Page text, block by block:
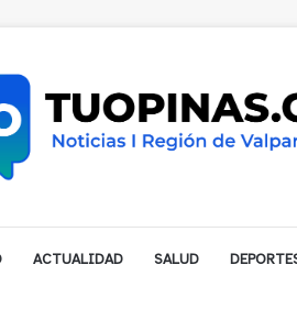
ACTUALIDAD SALUD